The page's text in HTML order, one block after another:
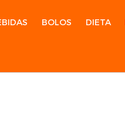
BOLOS DIETA